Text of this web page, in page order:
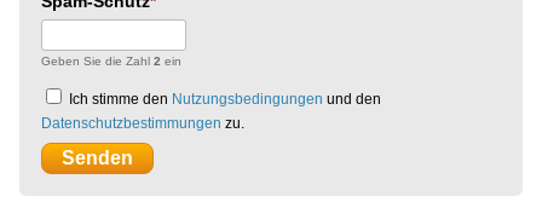
Geben Sie die Zahl 2 ein
Ich stimme den Nutzungsbedingungen und den
Datenschutzbestimmungen zu.